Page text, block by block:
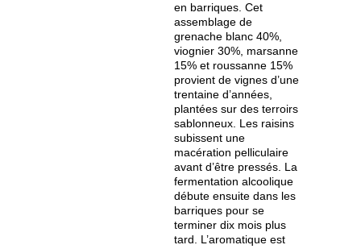
en barriques. Cet
assemblage de
grenache blanc 40%,
viognier 30%, marsanne
15% et roussanne 15%
provient de vignes d’une
trentaine d’années,
plantées sur des terroirs
sablonneux. Les raisins
subissent une
macération pelliculaire
avant d’être pressés. La
fermentation alcoolique
débute ensuite dans les
barriques pour se
terminer dix mois plus
tard. L’aromatique est